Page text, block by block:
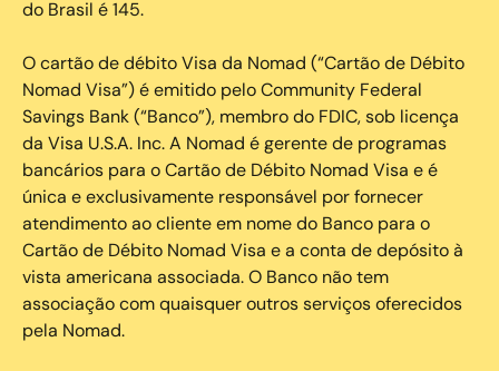
do Brasil é 145.
O cartão de débito Visa da Nomad (“Cartão de Débito
Nomad Visa”) é emitido pelo Community Federal
Savings Bank (“Banco”), membro do FDIC, sob licença
da Visa U.S.A. Inc. A Nomad é gerente de programas
bancários para o Cartão de Débito Nomad Visa e é
única e exclusivamente responsável por fornecer
atendimento ao cliente em nome do Banco para o
Cartão de Débito Nomad Visa e a conta de depósito à
vista americana associada. O Banco não tem
associação com quaisquer outros serviços oferecidos
pela Nomad.